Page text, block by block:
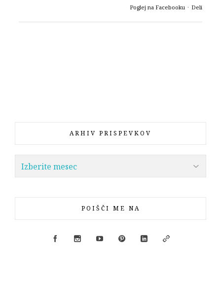
Poglej na Facebooku · Deli
ARHIV PRISPEVKOV
POIŠČI ME NA